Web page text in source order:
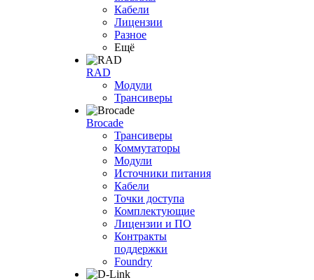
Кабели
Лицензии
Разное
Ещё
RAD
Модули
Трансиверы
Brocade
Трансиверы
Коммутаторы
Модули
Источники питания
Кабели
Точки доступа
Комплектующие
Лицензии и ПО
Контракты
поддержки
Foundry